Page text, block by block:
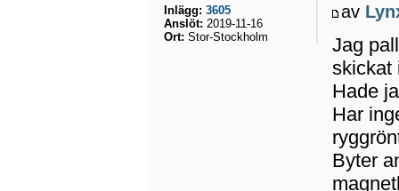
av
Jag
skickat
Hade
Har
Byter
Inlägg: 3605
Anslöt: 2019-11-16
Ort: Stor-Stockholm